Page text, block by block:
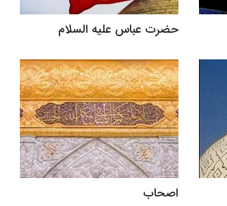
حضرت عباس علیه السلام
اصحاب